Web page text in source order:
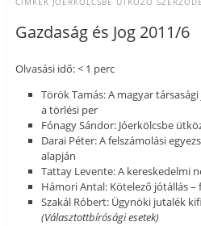
Gazdaság és Jog 2011/6
Olvasási idő: < 1 perc
Török Tamás: A magyar
a törlési per
Fónagy Sándor: Jóerkölcsbe
Darai Péter: A felszámolási
alapján
Tattay Levente: A kereskedelmi
Hámori Antal: Kötelező jótállás –
Szakál Róbert: Ügynöki jutalék
(Választottbírósági esetek)